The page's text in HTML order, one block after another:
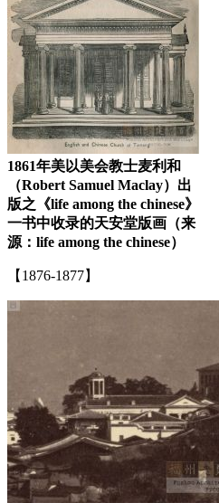
1861年美以美会教士麦利和
（Robert Samuel Maclay）出
版之《life among the chinese》
一书中收录的天安堂版画（来
源：life among the chinese）
【1876-1877】